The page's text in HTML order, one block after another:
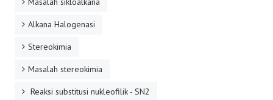
Alkana Halogenasi
Stereokimia
Masalah stereokimia
Reaksi substitusi nukleofilik - SN2